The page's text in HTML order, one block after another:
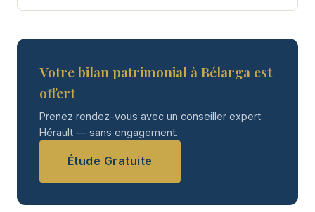
Votre bilan patrimonial à Bélarga est
offert
Prenez rendez-vous avec un conseiller expert
Hérault — sans engagement.
Étude Gratuite